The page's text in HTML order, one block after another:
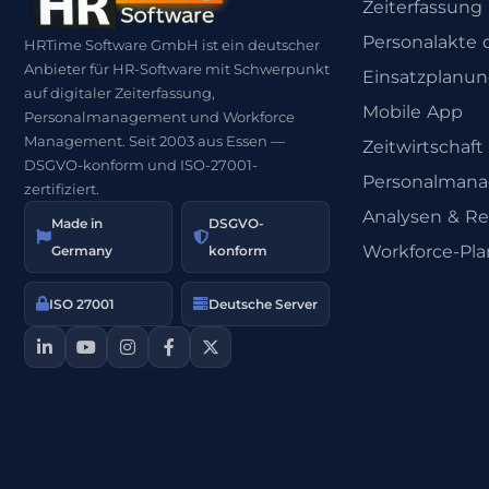
HRTime Software GmbH ist ein deutscher
Anbieter für HR-Software mit Schwerpunkt
auf digitaler Zeiterfassung,
Personalmanagement und Workforce
Management. Seit 2003 aus Essen —
DSGVO-konform und ISO-27001-
zertifiziert.
Made in
Germany
DSGVO-
konform
ISO 27001 Deutsche Server
Zeiterfassung
Personalakte
Mobile App
Zeitwirtschaft
Analysen &
Workforce-